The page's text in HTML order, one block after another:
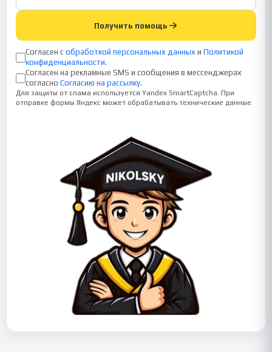
Получить помощь
Согласен с обработкой персональных данных и Политикой
конфиденциальности.
Согласен на рекламные SMS и сообщения в мессенджерах
согласно Согласию на рассылку.
Для защиты от спама используется Yandex SmartCaptcha. При
отправке формы Яндекс может обрабатывать технические данные.